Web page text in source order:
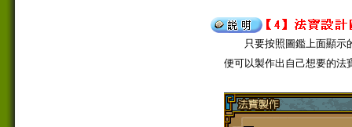
只要按照圖鑑上面顯示的
便可以製作出自己想要的法